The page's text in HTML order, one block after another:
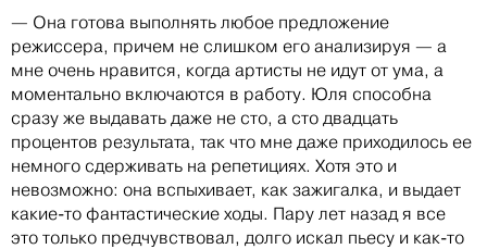
— Она готова выполнять любое предложение
режиссера, причем не слишком его анализируя — а
мне очень нравится, когда артисты не идут от ума, а
моментально включаются в работу. Юля способна
сразу же выдавать даже не сто, а сто двадцать
процентов результата, так что мне даже приходилось ее
немного сдерживать на репетициях. Хотя это и
невозможно: она вспыхивает, как зажигалка, и выдает
какие-то фантастические ходы. Пару лет назад я все
это только предчувствовал, долго искал пьесу и как-то